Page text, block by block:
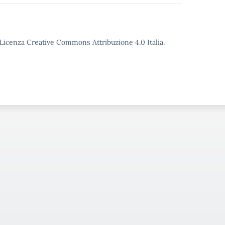
Creative Commons Attribuzione 4.0 Italia.